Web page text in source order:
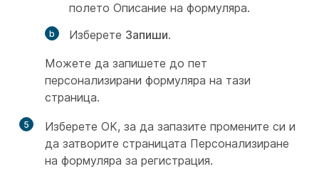
полето Описание на формуляра.
Изберете Запиши.
Можете да запишете до пет
персонализирани формуляра на тази
страница.
5 Изберете OK, за да запазите промените си и
да затворите страницата Персонализиране
на формуляра за регистрация.